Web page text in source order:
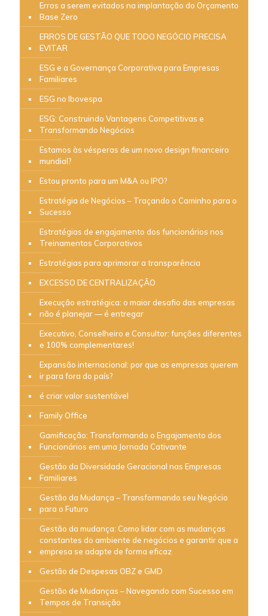
Erros a serem evitados na implantação do Orçamento
Base Zero
ERROS DE GESTÃO QUE TODO NEGÓCIO PRECISA
EVITAR
ESG e a Governança Corporativa para Empresas
Familiares
ESG no Ibovespa
ESG: Construindo Vantagens Competitivas e
Transformando Negócios
Estamos às vésperas de um novo design financeiro
mundial?
Estou pronto para um M&A ou IPO?
Estratégia de Negócios – Traçando o Caminho para o
Sucesso
Estratégias de engajamento dos funcionários nos
Treinamentos Corporativos
Estratégias para aprimorar a transparência
EXCESSO DE CENTRALIZAÇÃO
Execução estratégica: o maior desafio das empresas
não é planejar — é entregar
Executivo, Conselheiro e Consultor: funções diferentes
e 100% complementares!
Expansão internacional: por que as empresas querem
ir para fora do país?
é criar valor sustentável
Family Office
Gamificação: Transformando o Engajamento dos
Funcionários em uma Jornada Cativante
Gestão da Diversidade Geracional nas Empresas
Familiares
Gestão da Mudança – Transformando seu Negócio
para o Futuro
Gestão da mudança: Como lidar com as mudanças
constantes do ambiente de negócios e garantir que a
empresa se adapte de forma eficaz
Gestão de Despesas OBZ e GMD
Gestão de Mudanças – Navegando com Sucesso em
Tempos de Transição